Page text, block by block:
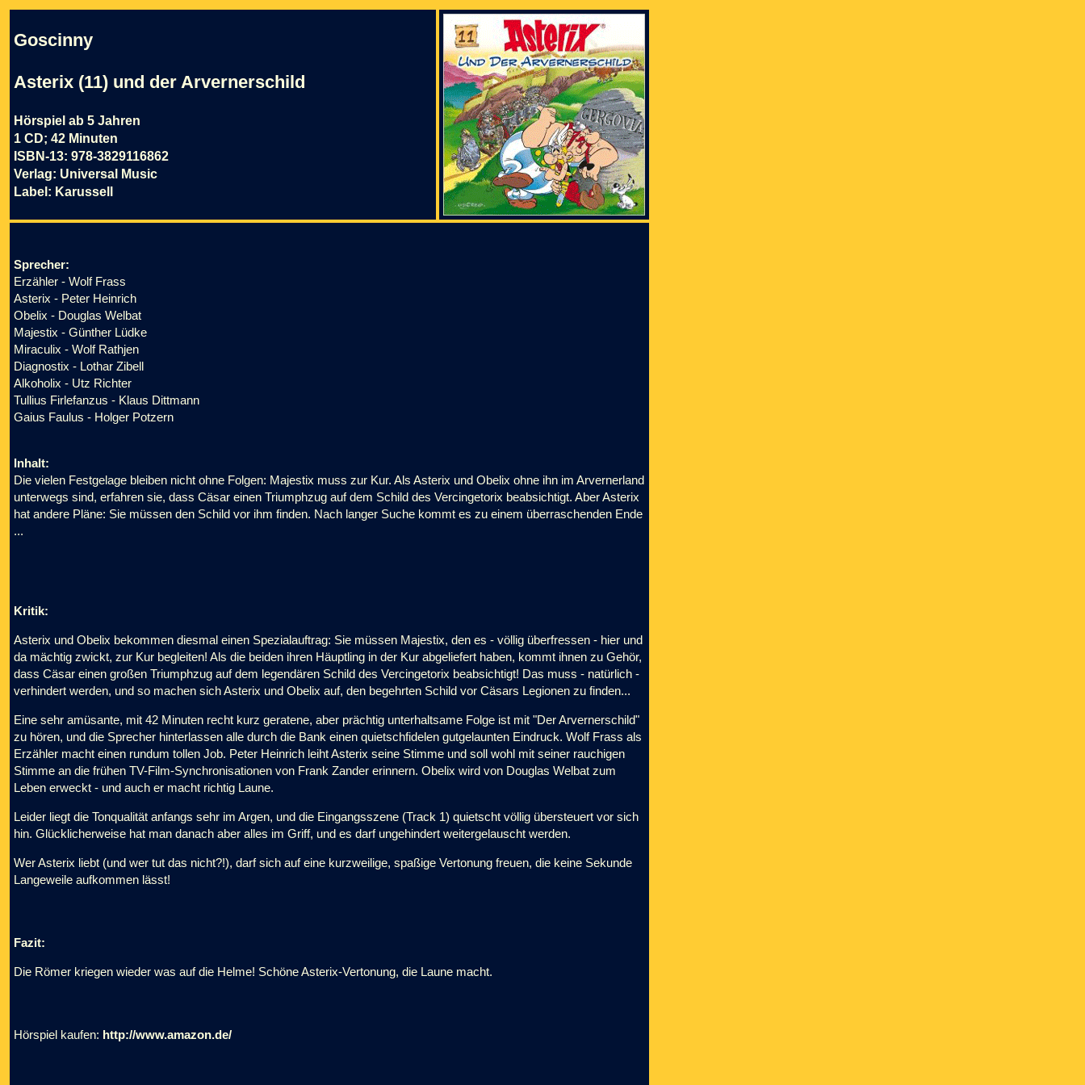
Goscinny
Asterix (11) und der Arvernerschild
Hörspiel ab 5 Jahren
1 CD; 42 Minuten
ISBN-13: 978-3829116862
Verlag: Universal Music
Label: Karussell
Sprecher:
Erzähler - Wolf Frass
Asterix - Peter Heinrich
Obelix - Douglas Welbat
Majestix - Günther Lüdke
Miraculix - Wolf Rathjen
Diagnostix - Lothar Zibell
Alkoholix - Utz Richter
Tullius Firlefanzus - Klaus Dittmann
Gaius Faulus - Holger Potzern
Inhalt:
Die vielen Festgelage bleiben nicht ohne Folgen: Majestix muss zur Kur. Als Asterix und Obelix ohne ihn im Arvernerland
unterwegs sind, erfahren sie, dass Cäsar einen Triumphzug auf dem Schild des Vercingetorix beabsichtigt. Aber Asterix
hat andere Pläne: Sie müssen den Schild vor ihm finden. Nach langer Suche kommt es zu einem überraschenden Ende
...
Kritik:
Asterix und Obelix bekommen diesmal einen Spezialauftrag: Sie müssen Majestix, den es - völlig überfressen - hier und
da mächtig zwickt, zur Kur begleiten! Als die beiden ihren Häuptling in der Kur abgeliefert haben, kommt ihnen zu Gehör,
dass Cäsar einen großen Triumphzug auf dem legendären Schild des Vercingetorix beabsichtigt! Das muss - natürlich -
verhindert werden, und so machen sich Asterix und Obelix auf, den begehrten Schild vor Cäsars Legionen zu finden...
Eine sehr amüsante, mit 42 Minuten recht kurz geratene, aber prächtig unterhaltsame Folge ist mit "Der Arvernerschild"
zu hören, und die Sprecher hinterlassen alle durch die Bank einen quietschfidelen gutgelaunten Eindruck. Wolf Frass als
Erzähler macht einen rundum tollen Job. Peter Heinrich leiht Asterix seine Stimme und soll wohl mit seiner rauchigen
Stimme an die frühen TV-Film-Synchronisationen von Frank Zander erinnern. Obelix wird von Douglas Welbat zum
Leben erweckt - und auch er macht richtig Laune.
Leider liegt die Tonqualität anfangs sehr im Argen, und die Eingangsszene (Track 1) quietscht völlig übersteuert vor sich
hin. Glücklicherweise hat man danach aber alles im Griff, und es darf ungehindert weitergelauscht werden.
Wer Asterix liebt (und wer tut das nicht?!), darf sich auf eine kurzweilige, spaßige Vertonung freuen, die keine Sekunde
Langeweile aufkommen lässt!
Fazit:
Die Römer kriegen wieder was auf die Helme! Schöne Asterix-Vertonung, die Laune macht.
Hörspiel kaufen: http://www.amazon.de/